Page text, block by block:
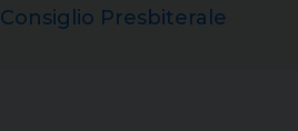
Consiglio Presbiterale